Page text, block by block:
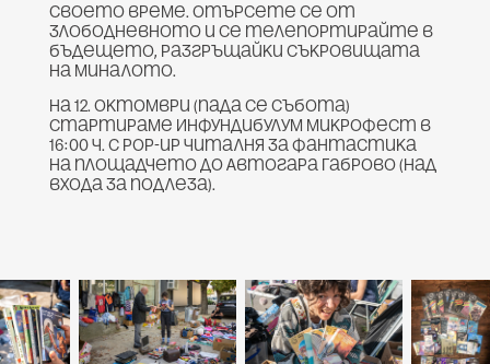
своето време. Отърсете се от
злободневното и се телепортирайте в
бъдещето, разгръщайки съкровищата
на миналото.
На 12. октомври (пада се събота)
стартираме Инфундибулум Микрофест в
16:00 ч. с pop-up читалня за фантастика
на площадчето до Автогара Габрово (над
входа за подлеза).